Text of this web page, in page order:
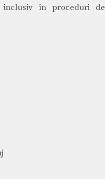
inclusiv în proceduri de